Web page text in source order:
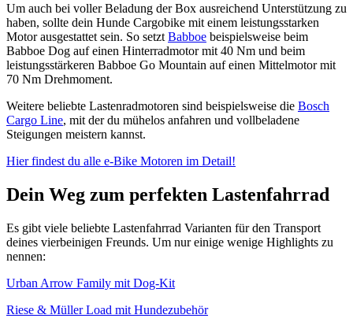
Um auch bei voller Beladung der Box ausreichend Unterstützung zu
haben, sollte dein Hunde Cargobike mit einem leistungsstarken
Motor ausgestattet sein. So setzt Babboe beispielsweise beim
Babboe Dog auf einen Hinterradmotor mit 40 Nm und beim
leistungsstärkeren Babboe Go Mountain auf einen Mittelmotor mit
70 Nm Drehmoment.
Weitere beliebte Lastenradmotoren sind beispielsweise die Bosch
Cargo Line, mit der du mühelos anfahren und vollbeladene
Steigungen meistern kannst.
Hier findest du alle e-Bike Motoren im Detail!
Dein Weg zum perfekten Lastenfahrrad
Es gibt viele beliebte Lastenfahrrad Varianten für den Transport
deines vierbeinigen Freunds. Um nur einige wenige Highlights zu
nennen:
Urban Arrow Family mit Dog-Kit
Riese & Müller Load mit Hundezubehör